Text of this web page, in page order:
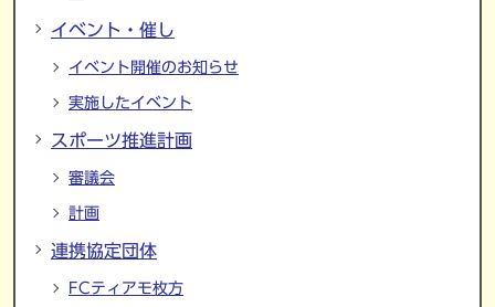
イベント・催し
イベント開催のお知らせ
実施したイベント
スポーツ推進計画
審議会
計画
連携協定団体
FCティアモ枚方